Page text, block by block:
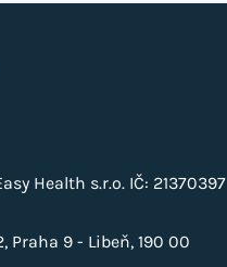
Health s.r.o. IČ: 21370397
Praha 9 - Libeň, 190 00